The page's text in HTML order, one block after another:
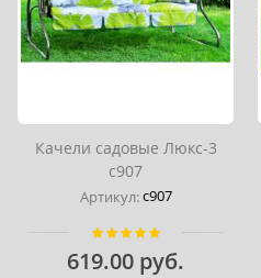
Качели садовые Люкс-3
с907
Артикул:с907
619.00 руб.